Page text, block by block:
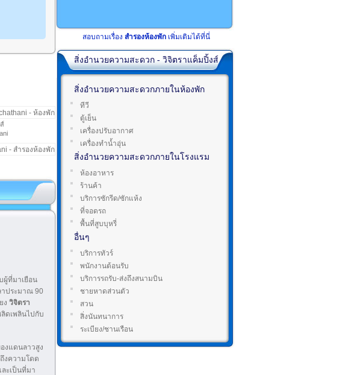
ผู้ที่มาเยือน
าประมาณ 90
ง วิจิตรา
ดเพลินไปกับ
งแดนลาวสูง
งความโดด
ะเป็นที่มา
สอบถามเรื่อง สำรองห้องพัก เพิ่มเติมได้ที่นี่
สิ่งอำนวยความสะดวก - วิจิตราแค็มปิ้งส์
สิ่งอำนวยความสะดวกภายในห้องพัก
ทีวี
ตู้เย็น
เครื่องปรับอากาศ
เครื่องทำน้ำอุ่น
สิ่งอำนวยความสะดวกภายในโรงแรม
ห้องอาหาร
ร้านค้า
บริการซักรีด/ซักแห้ง
ที่จอดรถ
พื้นที่สูบบุหรี่
อื่นๆ
บริการทัวร์
พนักงานต้อนรับ
บริการรถรับ-ส่งถึงสนามบิน
ชายหาดส่วนตัว
สวน
สิ่งนันทนาการ
ระเบียง/ชานเรือน